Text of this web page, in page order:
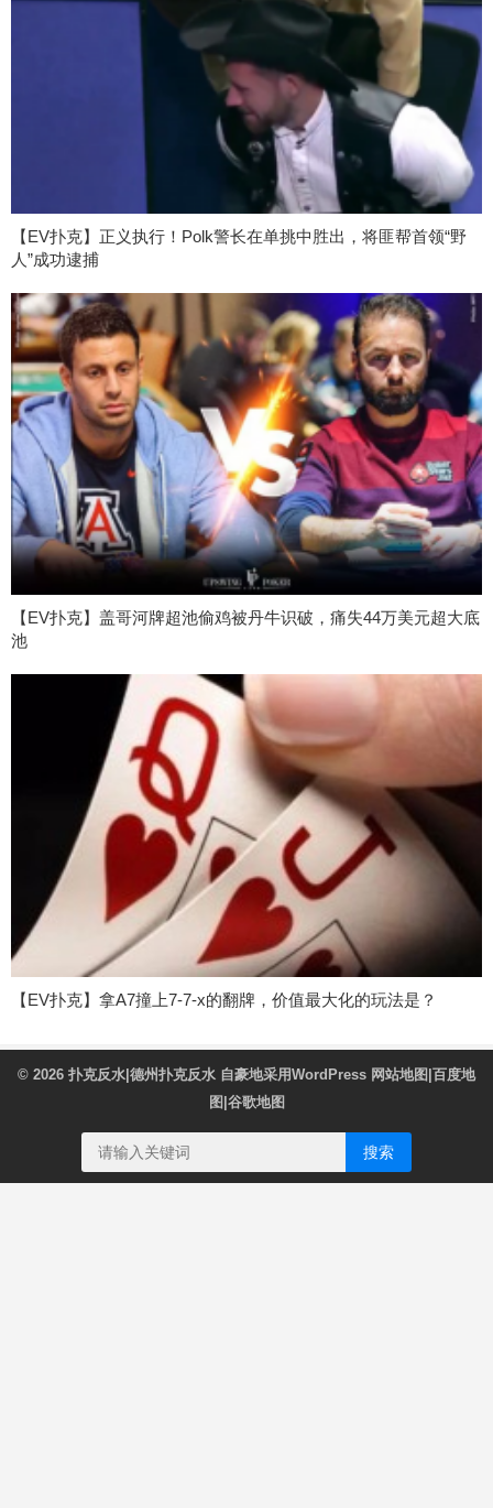
【EV扑克】正义执行！Polk警长在单挑中胜出，将匪帮首领“野
人”成功逮捕
【EV扑克】盖哥河牌超池偷鸡被丹牛识破，痛失44万美元超大底
池
【EV扑克】拿A7撞上7-7-x的翻牌，价值最大化的玩法是？
© 2026 扑克反水|德州扑克反水 自豪地采用WordPress 网站地图 百度地
图 谷歌地图
搜索